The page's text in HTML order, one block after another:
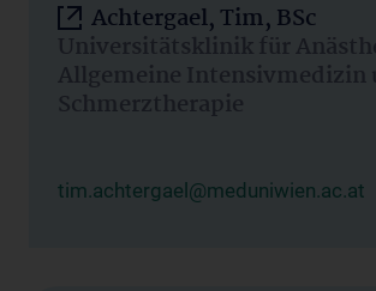
Achtergael, Tim, BSc
Universitätsklinik für
Allgemeine Intensivmedizin
Schmerztherapie
tim.achtergael@meduniwien.ac.at